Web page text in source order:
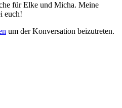
für Elke und Micha. Meine
euch!
um der Konversation beizutreten.